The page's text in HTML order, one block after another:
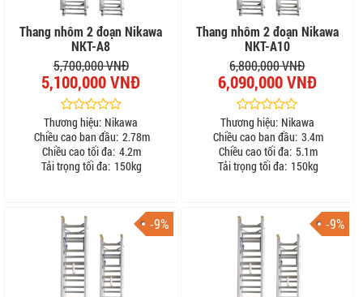
Thang nhôm 2 đoạn Nikawa
NKT-A8
5,700,000 VNĐ
5,100,000 VNĐ
Thương hiệu: Nikawa
Chiều cao ban đầu: 2.78m
Chiều cao tối đa: 4.2m
Tải trọng tối đa: 150kg
Thang nhôm 2 đoạn Nikawa
NKT-A10
6,800,000 VNĐ
6,090,000 VNĐ
Thương hiệu: Nikawa
Chiều cao ban đầu: 3.4m
Chiều cao tối đa: 5.1m
Tải trọng tối đa: 150kg
-9% -9%